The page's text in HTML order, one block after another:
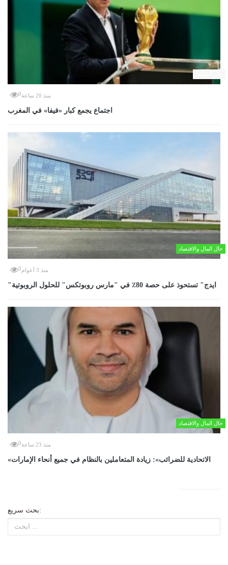
منذ 20 ساعة 0
اجتماع يجمع كبار «فيفا» في المغرب
حال المال والاقتصاد
منذ 3 أعوام 0
"ايدج" تستحوذ على حصة 80٪ في "مارس روبوتكس" للحلول الروبوتية
حال المال والاقتصاد
منذ 23 ساعة 0
«الاتحادية للضرائب»: زيادة المتعاملين بالنظام في جميع أنحاء الإمارات
بحث سريع: